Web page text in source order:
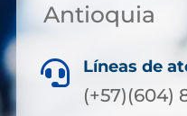
Antioquia
 Líneas de
(+57)(604)